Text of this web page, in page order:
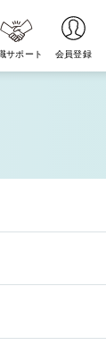
サポート 会員登録